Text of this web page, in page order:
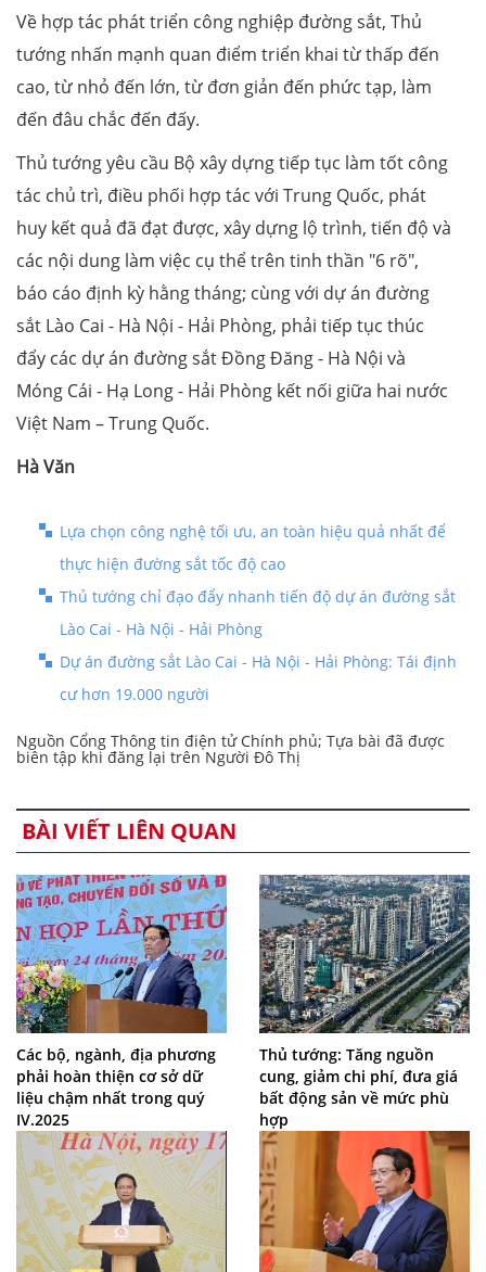
Về hợp tác phát triển công nghiệp đường sắt, Thủ
tướng nhấn mạnh quan điểm triển khai từ thấp đến
cao, từ nhỏ đến lớn, từ đơn giản đến phức tạp, làm
đến đâu chắc đến đấy.
Thủ tướng yêu cầu Bộ xây dựng tiếp tục làm tốt công
tác chủ trì, điều phối hợp tác với Trung Quốc, phát
huy kết quả đã đạt được, xây dựng lộ trình, tiến độ và
các nội dung làm việc cụ thể trên tinh thần "6 rõ",
báo cáo định kỳ hằng tháng; cùng với dự án đường
sắt Lào Cai - Hà Nội - Hải Phòng, phải tiếp tục thúc
đẩy các dự án đường sắt Đồng Đăng - Hà Nội và
Móng Cái - Hạ Long - Hải Phòng kết nối giữa hai nước
Việt Nam – Trung Quốc.
Hà Văn
Lựa chọn công nghệ tối ưu, an toàn hiệu quả nhất để
thực hiện đường sắt tốc độ cao
Thủ tướng chỉ đạo đẩy nhanh tiến độ dự án đường sắt
Lào Cai - Hà Nội - Hải Phòng
Dự án đường sắt Lào Cai - Hà Nội - Hải Phòng: Tái định
cư hơn 19.000 người
Nguồn Cổng Thông tin điện tử Chính phủ; Tựa bài đã được
biên tập khi đăng lại trên Người Đô Thị
BÀI VIẾT LIÊN QUAN
Các bộ, ngành, địa phương
phải hoàn thiện cơ sở dữ
liệu chậm nhất trong quý
IV.2025
Thủ tướng: Tăng nguồn
cung, giảm chi phí, đưa giá
bất động sản về mức phù
hợp